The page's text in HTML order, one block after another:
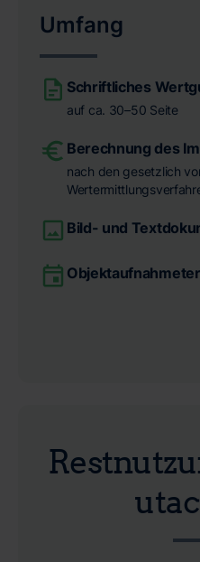
Umfang
Schriftliches
auf ca. 30–50 Seite
Berechnung des
nach den gesetzlich
Bild- und